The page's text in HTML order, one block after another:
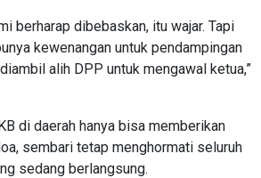
berharap dibebaskan, itu wajar. Tapi
kewenangan untuk pendampingan
alih DPP untuk mengawal ketua,”
di daerah hanya bisa memberikan
sembari tetap menghormati seluruh
sedang berlangsung.